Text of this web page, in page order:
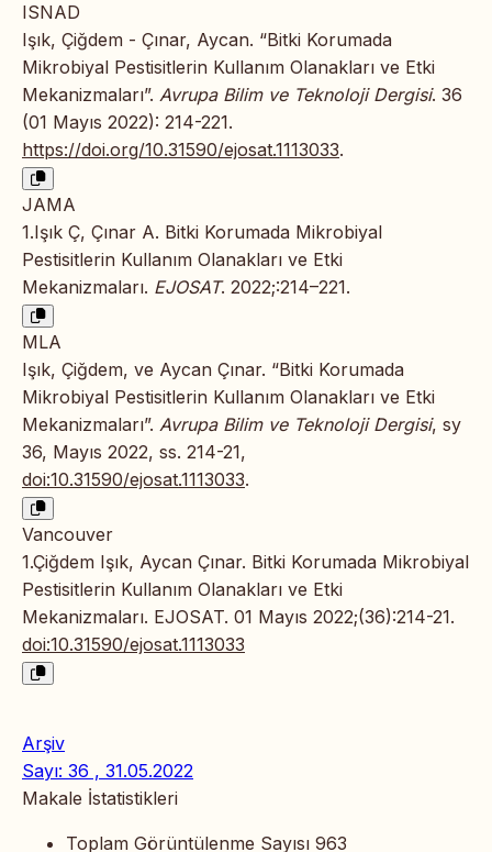
ISNAD
Işık, Çiğdem - Çınar, Aycan. “Bitki Korumada
Mikrobiyal Pestisitlerin Kullanım Olanakları ve Etki
Mekanizmaları”. Avrupa Bilim ve Teknoloji Dergisi. 36
(01 Mayıs 2022): 214-221.
https://doi.org/10.31590/ejosat.1113033.
JAMA
1.Işık Ç, Çınar A. Bitki Korumada Mikrobiyal
Pestisitlerin Kullanım Olanakları ve Etki
Mekanizmaları. EJOSAT. 2022;:214–221.
MLA
Işık, Çiğdem, ve Aycan Çınar. “Bitki Korumada
Mikrobiyal Pestisitlerin Kullanım Olanakları ve Etki
Mekanizmaları”. Avrupa Bilim ve Teknoloji Dergisi, sy
36, Mayıs 2022, ss. 214-21,
doi:10.31590/ejosat.1113033.
Vancouver
1.Çiğdem Işık, Aycan Çınar. Bitki Korumada Mikrobiyal
Pestisitlerin Kullanım Olanakları ve Etki
Mekanizmaları. EJOSAT. 01 Mayıs 2022;(36):214-21.
doi:10.31590/ejosat.1113033
Arşiv
Sayı: 36 , 31.05.2022
Makale İstatistikleri
Toplam Görüntülenme Sayısı 963